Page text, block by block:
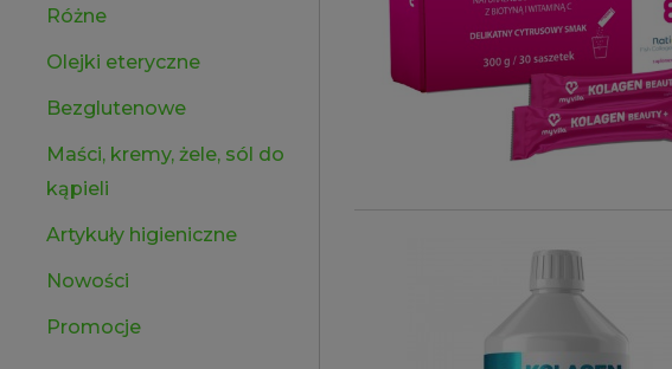
Różne
Olejki eteryczne
Bezglutenowe
Maści, kremy, żele, sól do
kąpieli
Artykuły higieniczne
Nowości
Promocje